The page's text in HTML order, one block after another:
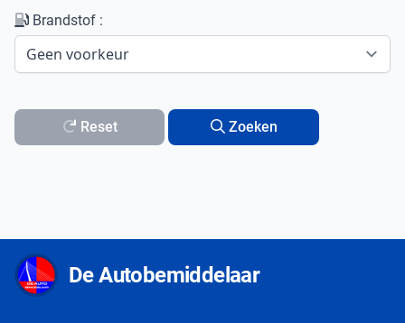
Brandstof :
Reset Zoeken
De Autobemiddelaar